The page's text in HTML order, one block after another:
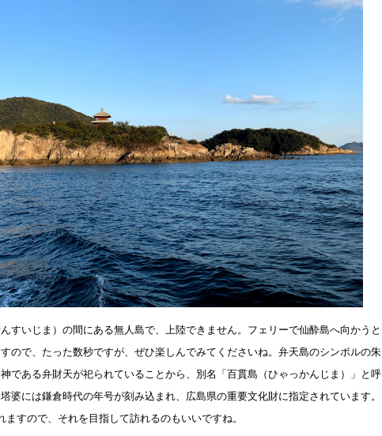
すいじま）の間にある無人島で、上陸できません。フェリーで仙酔島へ向かうと
ので、たった数秒ですが、ぜひ楽しんでみてくださいね。弁天島のシンボルの朱
である弁財天が祀られていることから、別名「百貫島（ひゃっかんじま）」と呼
婆には鎌倉時代の年号が刻み込まれ、広島県の重要文化財に指定されています。
すので、それを目指して訪れるのもいいですね。